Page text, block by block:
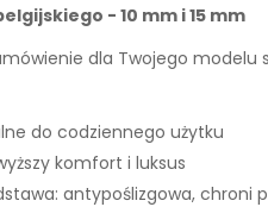
- 10 mm i 15 mm
dla Twojego modelu
do codziennego użytku
komfort i luksus
antypoślizgowa, chroni